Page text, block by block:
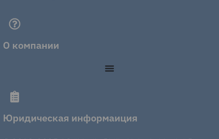
О компании
Юридическая информаиция